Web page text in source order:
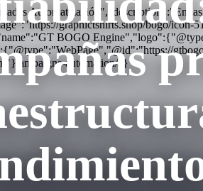
Automatización","description":"En
graphictshirts.shop/bogo/
BOGO
"} ampaigns-automation/"}